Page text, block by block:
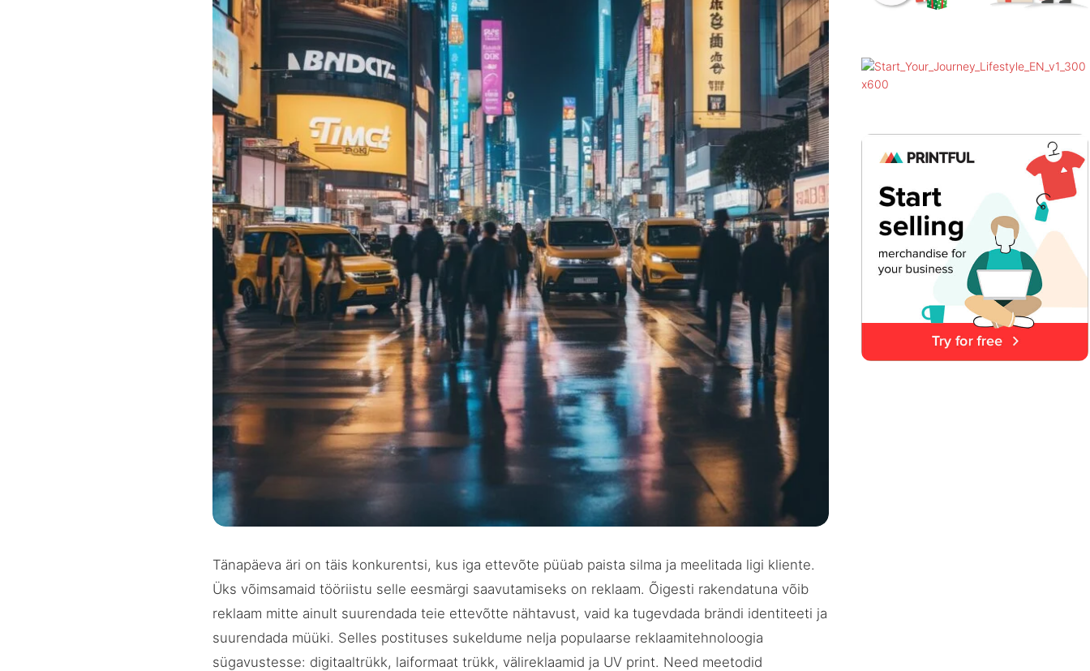
Tänapäeva äri on täis konkurentsi, kus iga ettevõte püüab paista silma ja meelitada ligi kliente.
Üks võimsamaid tööriistu selle eesmärgi saavutamiseks on reklaam. Õigesti rakendatuna võib
reklaam mitte ainult suurendada teie ettevõtte nähtavust, vaid ka tugevdada brändi identiteeti ja
suurendada müüki. Selles postituses sukeldume nelja populaarse reklaamitehnoloogia
sügavustesse: digitaaltrükk, laiformaat trükk, välireklaamid ja UV print. Need meetodid